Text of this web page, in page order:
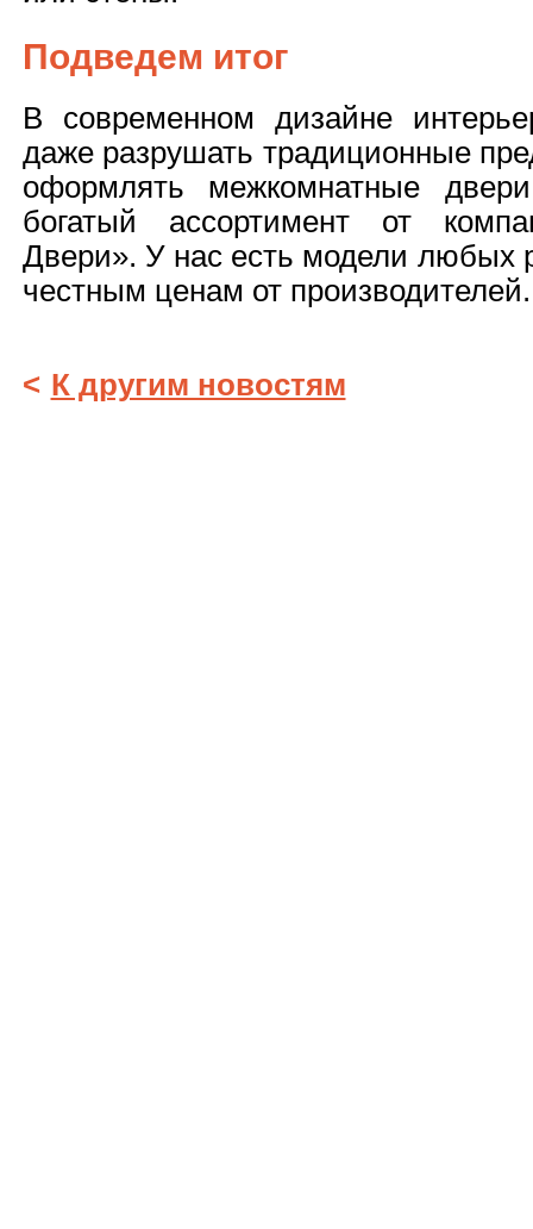
Подведем итог
В современном дизайне
даже разрушать традиционные
оформлять межкомнатные
богатый ассортимент от
Двери». У нас есть модели любых
честным ценам от
< К другим новостям